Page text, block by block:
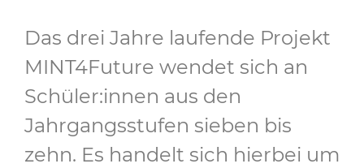
Das drei Jahre laufende Projekt
MINT4Future wendet sich an
Schüler:innen aus den
Jahrgangsstufen sieben bis
zehn. Es handelt sich hierbei um